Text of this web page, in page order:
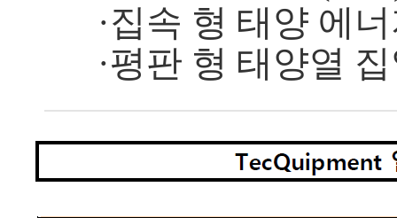
·집속 형 태양 에
·평판 형 태양열